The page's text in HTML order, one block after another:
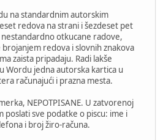
na standardnim autorskim
redova na strani i šezdeset pet
otkucane radove,
redova i slovnih znakova
zaista pripadaju. Radi lakše
Wordu jedna autorska kartica u
računajući i prazna mesta.
NEPOTPISANE. U zatvorenoj
poslati sve podatke o piscu: ime i
i broj žiro-računa.